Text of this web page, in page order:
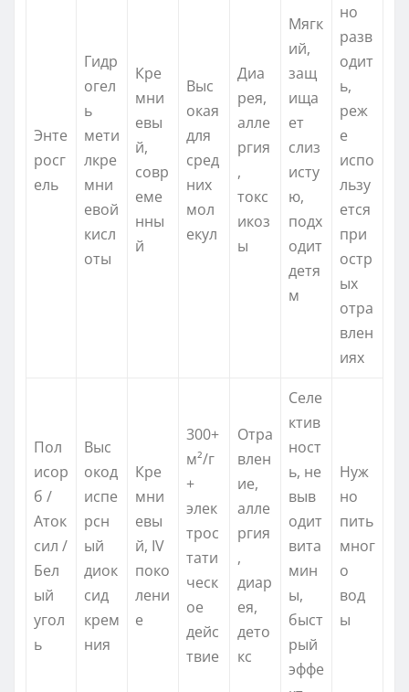
Энте
росг
ель
Гидр
огел
ь
мети
лкре
мни
евой
кисл
оты
Кре
мни
евы
й,
совр
еме
нны
й
Выс
окая
для
сред
них
мол
екул
Диа
рея,
алле
ргия
,
токс
икоз
ы
Мягк
ий,
защ
ища
ет
слиз
исту
ю,
подх
одит
детя
м
но
разв
одит
ь,
реж
е
испо
льзу
ется
при
остр
ых
отра
влен
иях
Пол
исор
б /
Аток
сил /
Бел
ый
угол
ь
Выс
окод
испе
рсн
ый
диок
сид
крем
ния
Кре
мни
евы
й, IV
поко
лени
е
300+
м²/г
+
элек
трос
тати
ческ
ое
дейс
твие
Отра
влен
ие,
алле
ргия
,
диар
ея,
дето
кс
Селе
ктив
ност
ь, не
выв
одит
вита
мин
ы,
быст
рый
эффе
Нуж
но
пить
мног
о
вод
ы